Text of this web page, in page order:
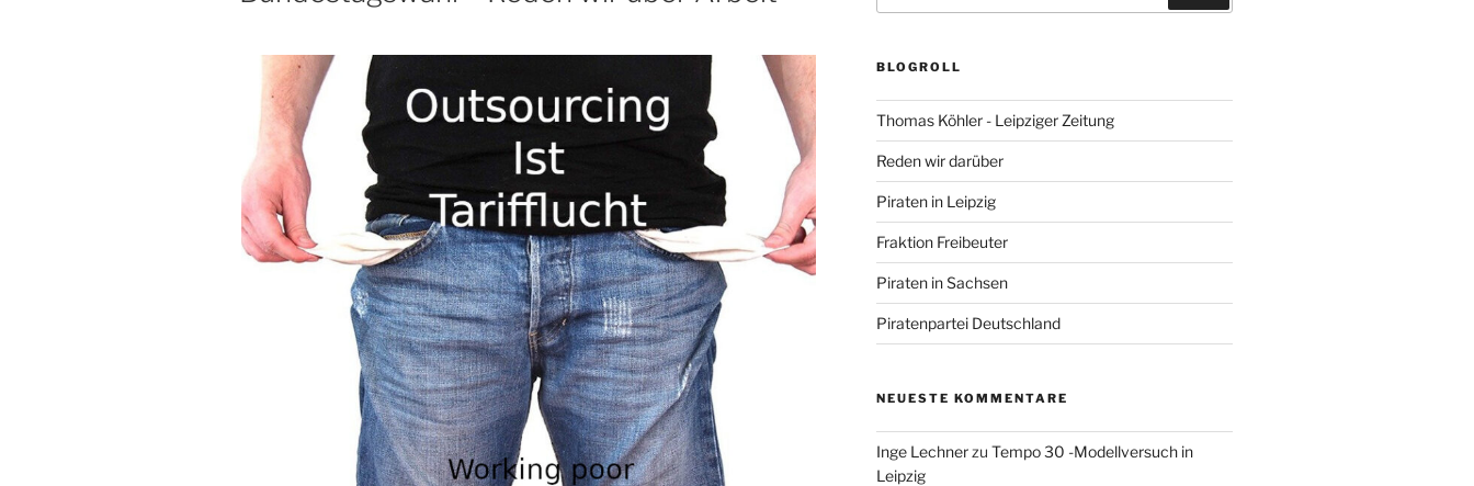
BLOGROLL
Thomas Köhler - Leipziger Zeitung
Reden wir darüber
Piraten in Leipzig
Fraktion Freibeuter
Piraten in Sachsen
Piratenpartei Deutschland
NEUESTE KOMMENTARE
Inge Lechnerzu Tempo 30 -Modellversuch in
Leipzig